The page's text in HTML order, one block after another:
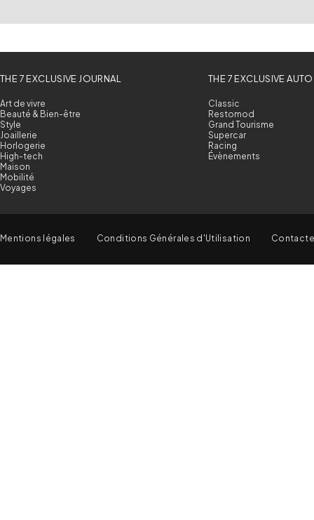
THE 7 EXCLUSIVE JOURNAL
Art de vivre
Beauté & Bien-être
Style
Joaillerie
Horlogerie
High-tech
Maison
Mobilité
Voyages
THE 7 EXCLUSIVE AUTO
Classic
Restomod
Grand Tourisme
Supercar
Racing
Évènements
Mentions légales Conditions Générales d'Utilisation